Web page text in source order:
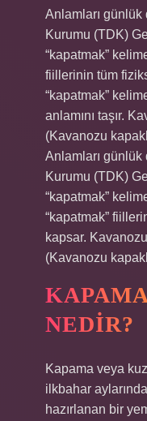
Anlamları günlük
Kurumu (TDK)
“kapatmak”
fiillerinin tüm
“kapatmak”
anlamını taşır.
(Kavanozu
Anlamları günlük
Kurumu (TDK)
“kapatmak”
“kapatmak”
kapsar.
(Kavanozu
NEDIR?
Kapama veya
ilkbahar
hazırlanan bir